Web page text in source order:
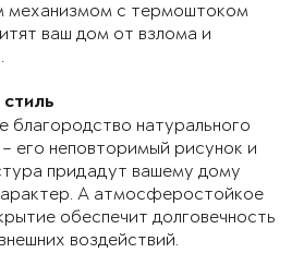
механизмом с термоштоком
ваш дом от взлома и
благородство натурального
его неповторимый рисунок и
придадут вашему дому
А атмосферостойкое
обеспечит долговечность
воздействий.